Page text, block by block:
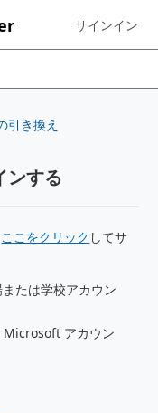
Sign in to
サインイン
引き換え
ンする
ここをクリック してサ
たは学校アカウン
Microsoft アカウン